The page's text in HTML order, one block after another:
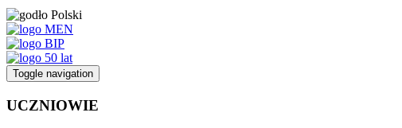
Toggle navigation
UCZNIOWIE